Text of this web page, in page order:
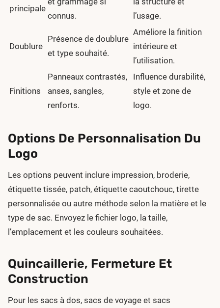
principale
connus.
l’usage.
Doublure
Présence de doublure
et type souhaité.
Améliore la finition
intérieure et
l’utilisation.
Finitions
Panneaux contrastés,
anses, sangles,
renforts.
Influence durabilité,
style et zone de
logo.
Options De Personnalisation Du
Logo
Les options peuvent inclure impression, broderie,
étiquette tissée, patch, étiquette caoutchouc, tirette
personnalisée ou autre méthode selon la matière et le
type de sac. Envoyez le fichier logo, la taille,
l’emplacement et les couleurs souhaitées.
Quincaillerie, Fermeture Et
Construction
Pour les sacs à dos, sacs de voyage et sacs